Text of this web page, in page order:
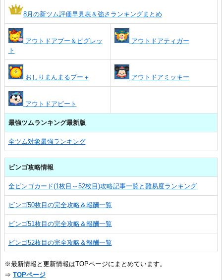
8月の新ツム評価早見表＆強さランキングまとめ
アウトドアプー＆ピグレッ
ト
アウトドアティガー
おしりまんまるプー＋ アウトドアミッキー
アウトドアピート
最強ツムランキング最新版
全ツム対象最強ランキング
ビンゴ攻略情報
全ビンゴカード(1枚目～52枚目)攻略記事一覧と難易度ランキング
ビンゴ50枚目の完全攻略＆報酬一覧
ビンゴ51枚目の完全攻略＆報酬一覧
ビンゴ52枚目の完全攻略＆報酬一覧
※最新情報と更新情報はTOPページにまとめています。
⇒ TOPページ